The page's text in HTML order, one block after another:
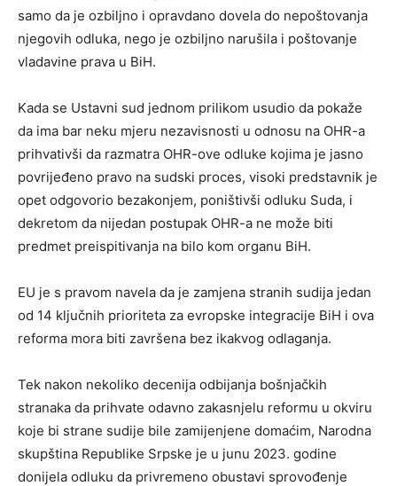
samo da je ozbiljno i opravdano dovela do nepoštovanja
njegovih odluka, nego je ozbiljno narušila i poštovanje
vladavine prava u BiH.
Kada se Ustavni sud jednom prilikom usudio da pokaže
da ima bar neku mjeru nezavisnosti u odnosu na OHR-a
prihvativši da razmatra OHR-ove odluke kojima je jasno
povrijeđeno pravo na sudski proces, visoki predstavnik je
opet odgovorio bezakonjem, poništivši odluku Suda, i
dekretom da nijedan postupak OHR-a ne može biti
predmet preispitivanja na bilo kom organu BiH.
EU je s pravom navela da je zamjena stranih sudija jedan
od 14 ključnih prioriteta za evropske integracije BiH i ova
reforma mora biti završena bez ikakvog odlaganja.
Tek nakon nekoliko decenija odbijanja bošnjačkih
stranaka da prihvate odavno zakasnjelu reformu u okviru
koje bi strane sudije bile zamijenjene domaćim, Narodna
skupština Republike Srpske je u junu 2023. godine
donijela odluku da privremeno obustavi sprovođenje